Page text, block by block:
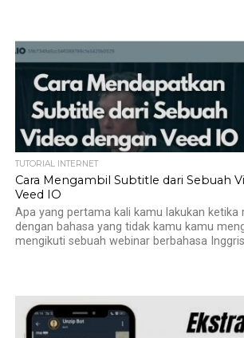
TUTORIAL INTERNET
Cara Mengambil Subtitle dari Sebuah
Veed IO
Apa yang pertama kali kamu lakukan ketika
dengan bahasa yang tidak kamu kamu
mengikuti sebuah webinar berbahasa